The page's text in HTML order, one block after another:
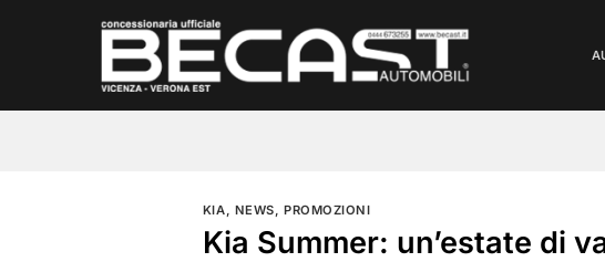
KIA, NEWS,PROMOZIONI
Kia Summer: un’estate di